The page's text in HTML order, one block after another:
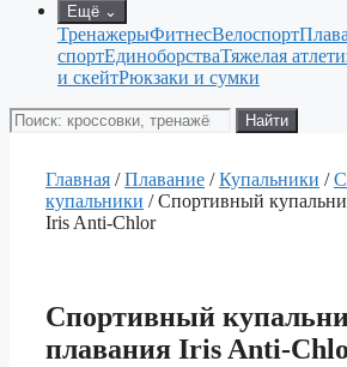
Ещё ⌄
ТренажерыФитнесВелоспорт
спортЕдиноборстваТяжелая
и скейтРюкзаки и сумки
Поиск
товаров
Найти
Главная /Плавание /Купальники /
купальники / Спортивный
Iris Anti-Chlor
Спортивный
плавания Iris Anti-